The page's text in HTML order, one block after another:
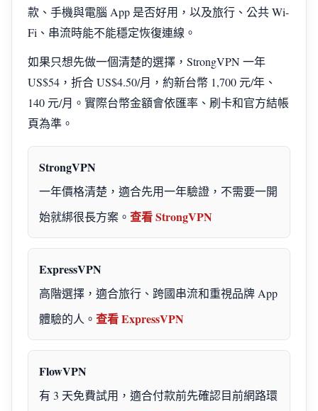
款、手機與電腦 App 是否好用，以及旅行、公共 Wi-
Fi、串流時能不能穩定恢復連線。
如果只想先做一個清楚的選擇，StrongVPN 一年
US$54，折合 US$4.50/月，約新台幣 1,700 元/年、
140 元/月。實際台幣金額會依匯率、刷卡和官方結帳
頁為準。
StrongVPN
一年價格清楚，適合先用一年驗證，不需要一開
始就綁很長方案。 查看 StrongVPN
ExpressVPN
高階選擇，適合旅行、跨國串流和重視品牌 App
體驗的人。 查看 ExpressVPN
FlowVPN
有 3 天免費試用，適合付款前先確認目前網路環